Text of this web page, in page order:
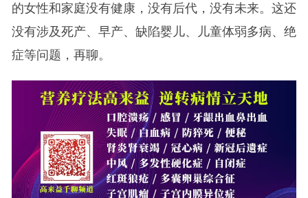
的女性和家庭没有健康，没有后代，没有未来。这还
没有涉及死产、早产、缺陷婴儿、儿童体弱多病、绝
症等问题，再聊。